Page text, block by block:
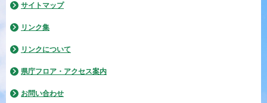
サイトマップ
リンク集
リンクについて
県庁フロア・アクセス案内
お問い合わせ